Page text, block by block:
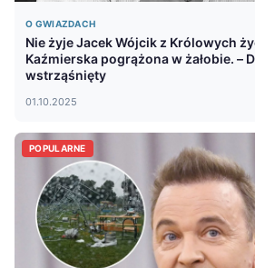
O GWIAZDACH
Nie żyje Jacek Wójcik z Królowych
Kaźmierska pogrążona w żałobie. –
wstrząśnięty
01.10.2025
POPULARNE